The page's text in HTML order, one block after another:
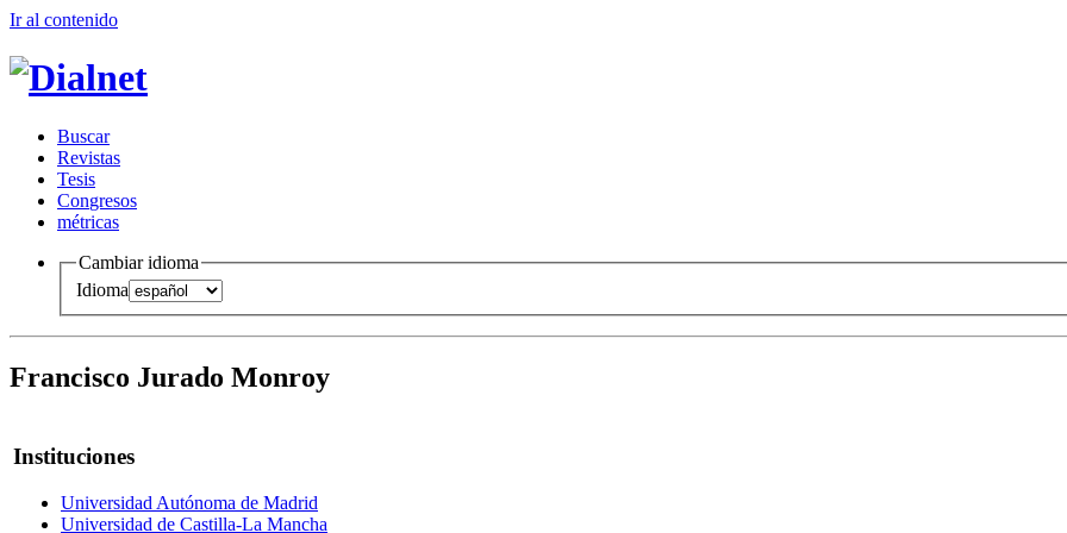
Ir al contenido
Buscar
Revistas
Tesis
Congresos
métricas
Cambiar idioma
Idioma
Francisco Jurado Monroy
Instituciones
Universidad Autónoma de Madrid
Universidad de Castilla-La Mancha